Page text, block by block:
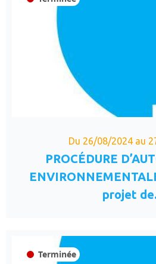
Du 26/08/2024 au
PROCÉDURE
projet
Terminée